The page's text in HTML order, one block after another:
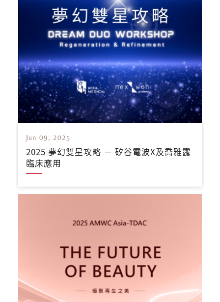
Jun 09, 2025
2025 夢幻雙星攻略 － 矽谷電波X及喬雅露
臨床應用